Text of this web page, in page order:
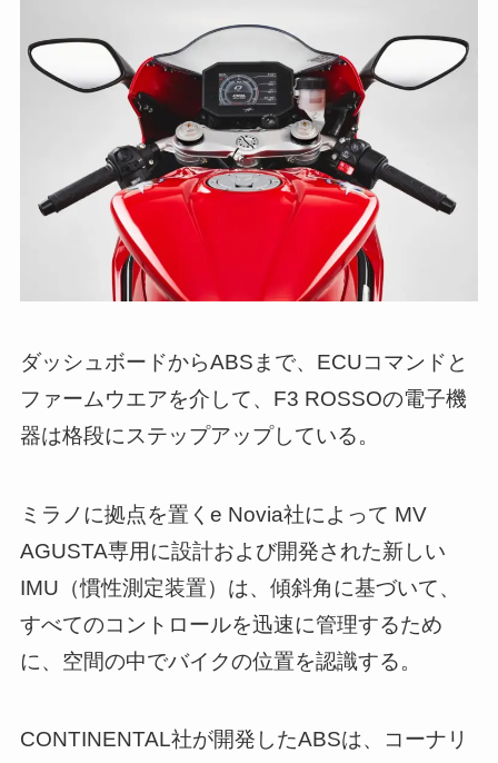
ダッシュボードからABSまで、ECUコマンドと
ファームウエアを介して、F3 ROSSOの電子機
器は格段にステップアップしている。
ミラノに拠点を置くe Novia社によって MV
AGUSTA専用に設計および開発された新しい
IMU（慣性測定装置）は、傾斜角に基づいて、
すべてのコントロールを迅速に管理するため
に、空間の中でバイクの位置を認識する。
CONTINENTAL社が開発したABSは、コーナリ